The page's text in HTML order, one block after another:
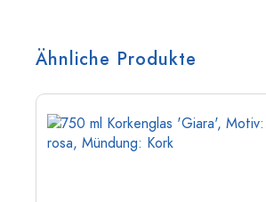
Ähnliche Produkte